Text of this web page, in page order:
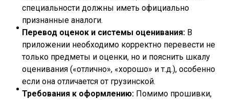
специальности должны иметь официально
признанные аналоги.
Перевод оценок и системы оценивания: В
приложении необходимо корректно перевести не
только предметы и оценки, но и пояснить шкалу
оценивания («отлично», «хорошо» и т.д.), особенно
если она отличается от грузинской.
Требования к оформлению: Помимо прошивки,